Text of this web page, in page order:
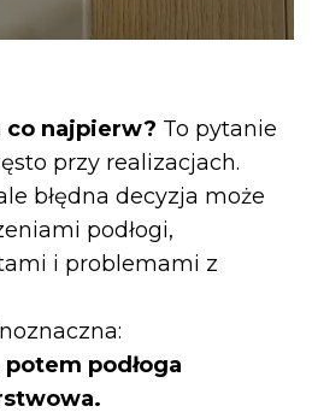
co najpierw? To pytanie
przy realizacjach.
błędna decyzja może
podłogi,
i problemami z
podłoga